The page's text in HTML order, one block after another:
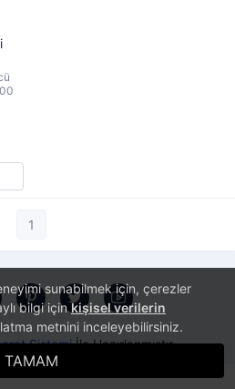
sunabilmek için, çerezler
bilgi içinkişisel verilerin
metnini inceleyebilirsiniz.
TAMAM
1
Sistemiİle Hazırlanmıştır.